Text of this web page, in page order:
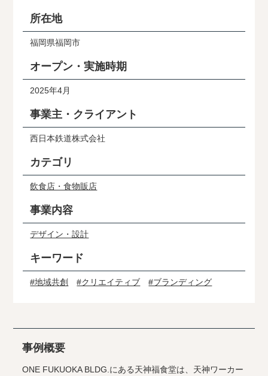
所在地
福岡県福岡市
オープン・実施時期
2025年4月
事業主・クライアント
西日本鉄道株式会社
カテゴリ
飲食店・食物販店
事業内容
デザイン・設計
キーワード
#地域共創 #クリエイティブ #ブランディング
事例概要
ONE FUKUOKA BLDG.にある天神福食堂は、天神ワーカー